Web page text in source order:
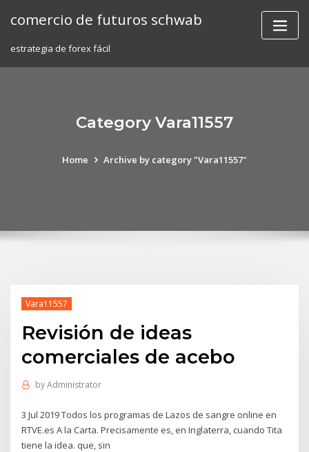
comercio de futuros schwab
estrategia de forex fácil
Category Vara11557
Home Archive by category "Vara11557"
Vara11557
Revisión de ideas
comerciales de acebo
byAdministrator
3 Jul 2019 Todos los programas de Lazos de sangre online en
RTVE.es A la Carta. Precisamente es, en Inglaterra, cuando Tita
tiene la idea. que, sin